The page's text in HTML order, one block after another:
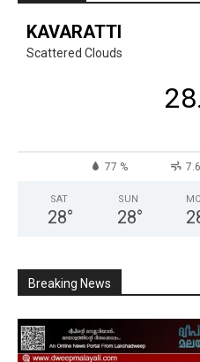
KAVARATTI
Scattered Clouds
77 %
SAT
28°
SUN
28°
Breaking News